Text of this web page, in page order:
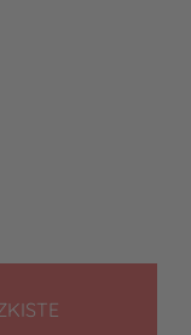
LEGEN